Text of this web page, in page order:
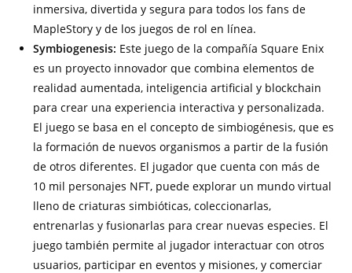
inmersiva, divertida y segura para todos los fans de
MapleStory y de los juegos de rol en línea.
Symbiogenesis: Este juego de la compañía Square Enix
es un proyecto innovador que combina elementos de
realidad aumentada, inteligencia artificial y blockchain
para crear una experiencia interactiva y personalizada.
El juego se basa en el concepto de simbiogénesis, que es
la formación de nuevos organismos a partir de la fusión
de otros diferentes. El jugador que cuenta con más de
10 mil personajes NFT, puede explorar un mundo virtual
lleno de criaturas simbióticas, coleccionarlas,
entrenarlas y fusionarlas para crear nuevas especies. El
juego también permite al jugador interactuar con otros
usuarios, participar en eventos y misiones, y comerciar